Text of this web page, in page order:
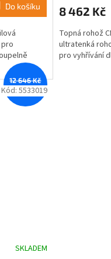
Do košíku 8 462 Kč
Topná rohož
ultratenká
pro vyhřívání
12 646 Kč
–12 %
SKLADEM
Kód: 5533019